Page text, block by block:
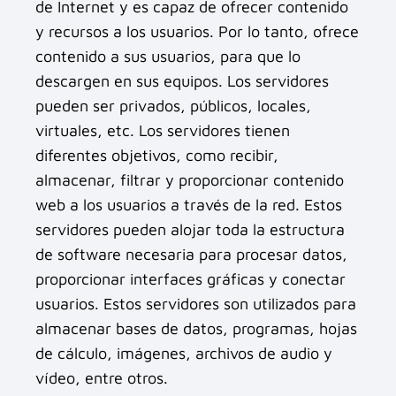
de Internet y es capaz de ofrecer contenido
y recursos a los usuarios. Por lo tanto, ofrece
contenido a sus usuarios, para que lo
descargen en sus equipos. Los servidores
pueden ser privados, públicos, locales,
virtuales, etc. Los servidores tienen
diferentes objetivos, como recibir,
almacenar, filtrar y proporcionar contenido
web a los usuarios a través de la red. Estos
servidores pueden alojar toda la estructura
de software necesaria para procesar datos,
proporcionar interfaces gráficas y conectar
usuarios. Estos servidores son utilizados para
almacenar bases de datos, programas, hojas
de cálculo, imágenes, archivos de audio y
vídeo, entre otros.